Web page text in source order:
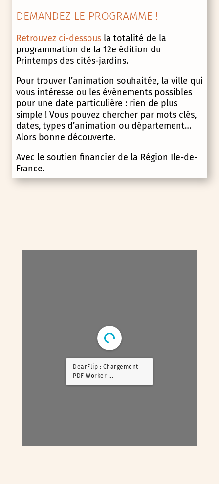
DEMANDEZ LE PROGRAMME !
Retrouvez ci-dessousla totalité de la
programmation de la 12e édition du
Printemps des cités-jardins.
Pour trouver l’animation souhaitée, la ville qui
vous intéresse ou les évènements possibles
pour une date particulière : rien de plus
simple ! Vous pouvez chercher par mots clés,
dates, types d’animation ou département…
Alors bonne découverte.
Avec le soutien financier de la Région Ile-de-
France.
DearFlip : Chargement
PDF ...